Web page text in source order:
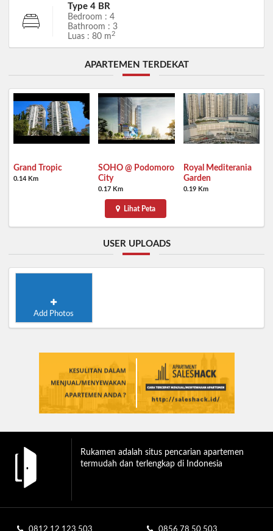
Type 4 BR
Bedroom : 4
Bathroom : 3
Luas : 80 m 2
APARTEMEN TERDEKAT
Grand Tropic
0.14 Km
SOHO @ Podomoro
City
0.17 Km
Royal Mediterania
Garden
0.19 Km
Lihat Peta
USER UPLOADS
Add Photos
Rukamen adalah situs pencarian apartemen
termudah dan terlengkap di Indonesia
0812 12 123 503 0856 78 50 503